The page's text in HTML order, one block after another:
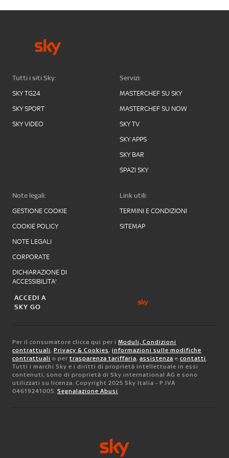
Tutti i siti Sky:
SKY TG24
SKY SPORT
SKY VIDEO
Servizi:
MASTERCHEF SU SKY
MASTERCHEF SU NOW
SKY TV
SKY APPS
SKY BAR
SPAZI SKY
Note legali:
GESTIONE COOKIE
COOKIE POLICY
NOTE LEGALI
CORPORATE
DICHIARAZIONE DI
ACCESSIBILITA'
Link utili:
TERMINI E CONDIZIONI
SITEMAP
ACCEDI A
SKY GO
Per il consumatore clicca qui per i Moduli, Condizioni
contrattuali, Privacy & Cookies, informazioni sulle modifiche
contrattuali o per trasparenza tariffaria, assistenza e contatti.
Tutti i marchi Sky e i diritti di proprietà intellettuale in essi
contenuti, sono di proprietà di Sky international AG e sono
utilizzati su licenza. Copyright 2025 Sky Italia - P.IVA
04619241005. Segnalazione Abusi